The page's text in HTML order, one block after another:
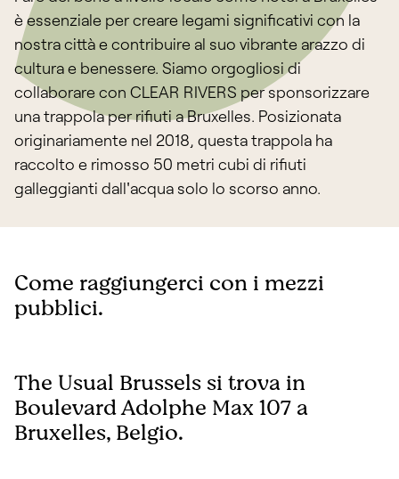
è essenziale per creare legami significativi con la
nostra città e contribuire al suo vibrante arazzo di
cultura e benessere. Siamo orgogliosi di
collaborare con CLEAR RIVERS per sponsorizzare
una trappola per rifiuti a Bruxelles. Posizionata
originariamente nel 2018, questa trappola ha
raccolto e rimosso 50 metri cubi di rifiuti
galleggianti dall'acqua solo lo scorso anno.
Come raggiungerci con i mezzi
pubblici.
The Usual Brussels si trova in
Boulevard Adolphe Max 107 a
Bruxelles, Belgio.